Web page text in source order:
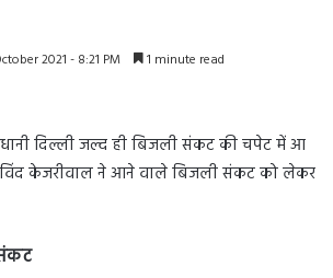
2021 - 8:21 PM 1 minute read
दिल्ली जल्द ही बिजली संकट की चपेट में आ
केजरीवाल ने आने वाले बिजली संकट को लेकर